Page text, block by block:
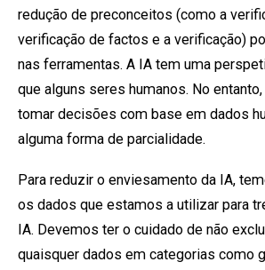
redução de preconceitos (como a
verificação de factos e a verificação)
nas ferramentas. A IA tem uma
que alguns seres humanos. No
tomar decisões com base em dados
alguma forma de parcialidade.
Para reduzir o enviesamento da IA,
os dados que estamos a utilizar para
IA. Devemos ter o cuidado de não
quaisquer dados em categorias como